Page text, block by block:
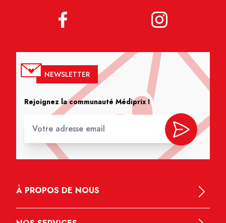
NEWSLETTER
Rejoignez la communauté Médiprix !
À PROPOS DE NOUS